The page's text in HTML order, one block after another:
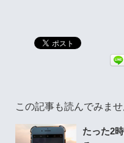
この記事も読んでみませ
たった2